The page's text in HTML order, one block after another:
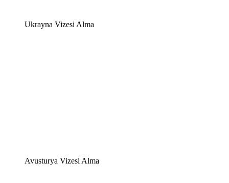
Ukrayna Vizesi Alma
Avusturya Vizesi Alma